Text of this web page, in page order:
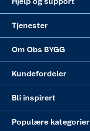
Tjenester
Om Obs BYGG
Kundefordeler
Bli inspirert
Populære kategorier